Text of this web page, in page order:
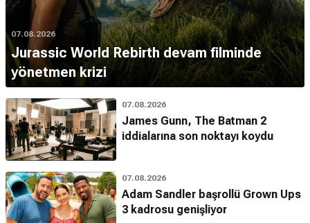
07.08.2026
Jurassic World Rebirth devam filminde
yönetmen krizi
07.08.2026
James Gunn, The Batman 2
iddialarına son noktayı koydu
07.08.2026
Adam Sandler başrollü Grown Ups
3 kadrosu genişliyor